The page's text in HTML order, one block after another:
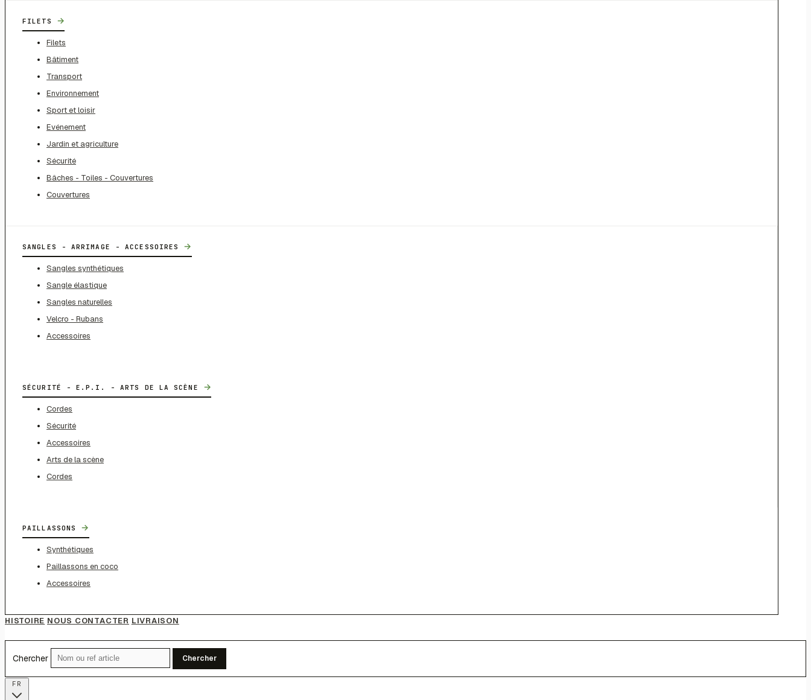
FILETS →
Filets
Bâtiment
Transport
Environnement
Sport et loisir
Evénement
Jardin et agriculture
Sécurité
Bâches - Toiles - Couvertures
Couvertures
SANGLES - ARRIMAGE - ACCESSOIRES →
Sangles synthétiques
Sangle élastique
Sangles naturelles
Velcro - Rubans
Accessoires
SÉCURITÉ - E.P.I. - ARTS DE LA SCÈNE →
Cordes
Sécurité
Accessoires
Arts de la scène
Cordes
PAILLASSONS →
Synthétiques
Paillassons en coco
Accessoires
HISTOIRE NOUS CONTACTER LIVRAISON
Chercher Chercher